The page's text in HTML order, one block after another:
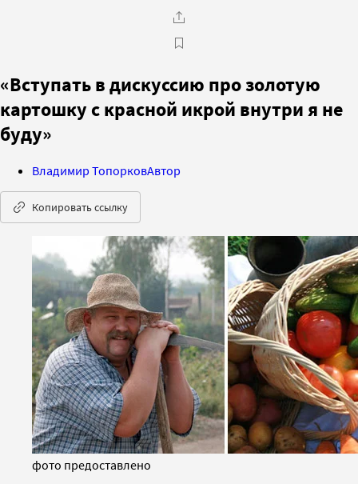
«Вступать в дискуссию про золотую
картошку с красной икрой внутри я не
буду»
Владимир ТопорковАвтор
Копировать ссылку
фото предоставлено